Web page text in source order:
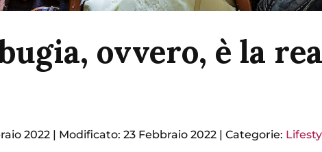
ovvero, è la
2022 | Modificato: 23 Febbraio 2022 |Categorie: